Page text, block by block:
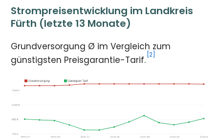
Strompreisentwicklung im Landkreis
Fürth (letzte 13 Monate)
Grundversorgung Ø im Vergleich zum
günstigsten Preisgarantie-Tarif. [2]